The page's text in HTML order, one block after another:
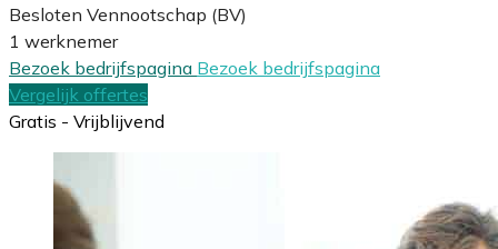
Besloten Vennootschap (BV)
1 werknemer
Bezoek bedrijfspagina Bezoek bedrijfspagina
Vergelijk offertes
Gratis - Vrijblijvend